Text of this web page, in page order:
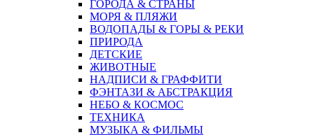
ГОРОДА & СТРАНЫ
МОРЯ & ПЛЯЖИ
ВОДОПАДЫ & ГОРЫ & РЕКИ
ПРИРОДА
ДЕТСКИЕ
ЖИВОТНЫЕ
НАДПИСИ & ГРАФФИТИ
ФЭНТАЗИ & АБСТРАКЦИЯ
НЕБО & КОСМОС
ТЕХНИКА
МУЗЫКА & ФИЛЬМЫ